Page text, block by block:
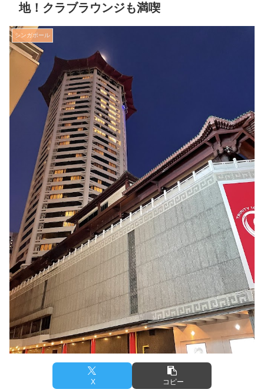
地！クラブラウンジも満喫
シンガポール
X コピー